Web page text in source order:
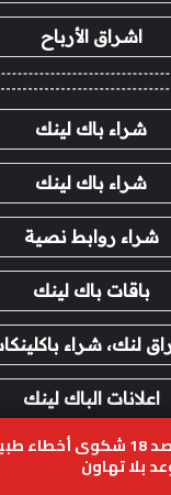
اشراق الأرباح
شراء باك لينك
شراء باك لينك
شراء روابط نصية
باقات باك لينك
لنك، شراء
اعلانات الباك لينك
التدريس
بيئة مكة ترصد 18 شكوى
بلا تهاون